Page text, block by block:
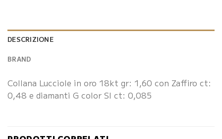
DESCRIZIONE
BRAND
Collana Lucciole in oro 18kt gr: 1,60 con Zaffiro ct:
0,48 e diamanti G color SI ct: 0,085